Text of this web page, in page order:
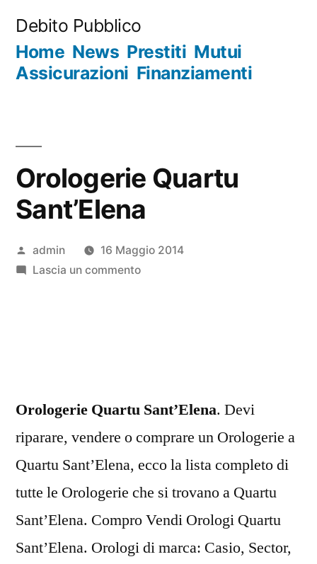
contenuto
Debito Pubblico
Home News Prestiti Mutui
Assicurazioni Finanziamenti
Orologerie Quartu
Sant’Elena
Pubblicato
da
admin
16 Maggio 2014
Lascia un commentosu
Orologerie Quartu Sant’Elena. Devi
riparare, vendere o comprare un Orologerie a
Quartu Sant’Elena, ecco la lista completo di
tutte le Orologerie che si trovano a Quartu
Sant’Elena. Compro Vendi Orologi Quartu
Sant’Elena. Orologi di marca: Casio, Sector,